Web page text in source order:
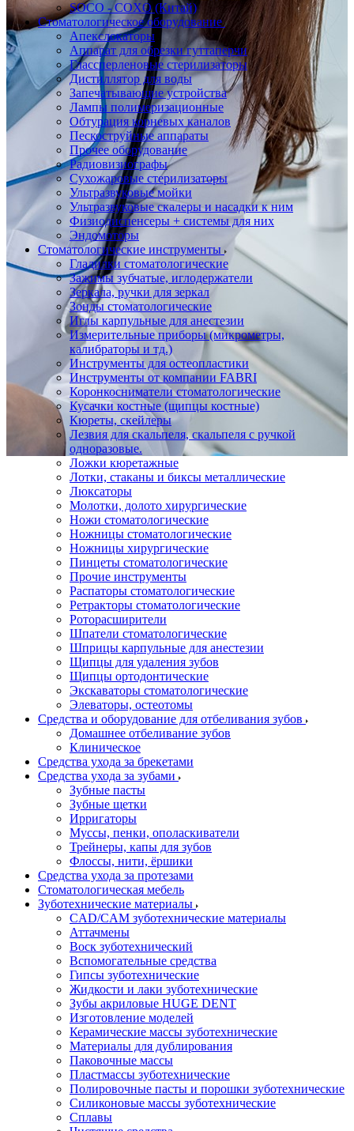
SOCO - COXO (Китай)
Стоматологическое оборудование
Апекслокаторы
Аппарат для обрезки гуттаперчи
Глассперленовые стерилизаторы
Дистиллятор для воды
Запечатывающие устройства
Лампы полимеризационные
Обтурация корневых каналов
Пескоструйные аппараты
Прочее оборудование
Радиовизиографы
Сухожаровые стерилизаторы
Ультразвуковые мойки
Ультразвуковые скалеры и насадки к ним
Физиодиспенсеры + системы для них
Эндомоторы
Стоматологические инструменты
Гладилки стоматологические
Зажимы зубчатые, иглодержатели
Зеркала, ручки для зеркал
Зонды стоматологические
Иглы карпульные для анестезии
Измерительные приборы (микрометры,
калибраторы и тд.)
Инструменты для остеопластики
Инструменты от компании FABRI
Коронкосниматели стоматологические
Кусачки костные (щипцы костные)
Кюреты, скейлеры
Лезвия для скальпеля, скальпеля с ручкой
одноразовые.
Ложки кюретажные
Лотки, стаканы и биксы металлические
Люксаторы
Молотки, долото хирургические
Ножи стоматологические
Ножницы стоматологические
Ножницы хирургические
Пинцеты стоматологические
Прочие инструменты
Распаторы стоматологические
Ретракторы стоматологические
Роторасширители
Шпатели стоматологические
Шприцы карпульные для анестезии
Щипцы для удаления зубов
Щипцы ортодонтические
Экскаваторы стоматологические
Элеваторы, остеотомы
Средства и оборудование для отбеливания зубов
Домашнее отбеливание зубов
Клиническое
Средства ухода за брекетами
Средства ухода за зубами
Зубные пасты
Зубные щетки
Ирригаторы
Муссы, пенки, ополаскиватели
Трейнеры, капы для зубов
Флоссы, нити, ёршики
Средства ухода за протезами
Стоматологическая мебель
Зуботехнические материалы
CAD/CAM зуботехнические материалы
Аттачмены
Воск зуботехнический
Вспомогательные средства
Гипсы зуботехнические
Жидкости и лаки зуботехнические
Зубы акриловые HUGE DENT
Изготовление моделей
Керамические массы зуботехнические
Материалы для дублирования
Паковочные массы
Пластмассы зуботехнические
Полировочные пасты и порошки зуботехнические
Силиконовые массы зуботехнические
Сплавы